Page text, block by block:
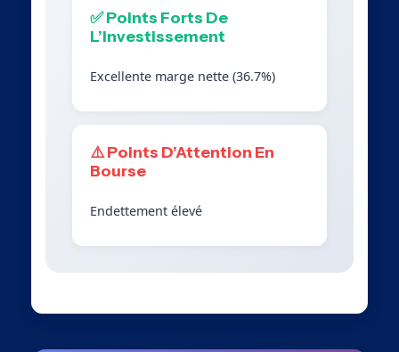
✅ Points Forts De
L’Investissement
Excellente marge nette (36.7%)
⚠️ Points D’Attention En
Bourse
Endettement élevé